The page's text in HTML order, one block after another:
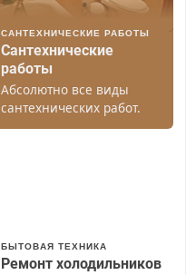
САНТЕХНИЧЕСКИЕ РАБОТЫ
Сантехнические
работы
Абсолютно все виды
сантехнических работ.
Быстро. Качественно.
БЫТОВАЯ ТЕХНИКА
Ремонт холодильников